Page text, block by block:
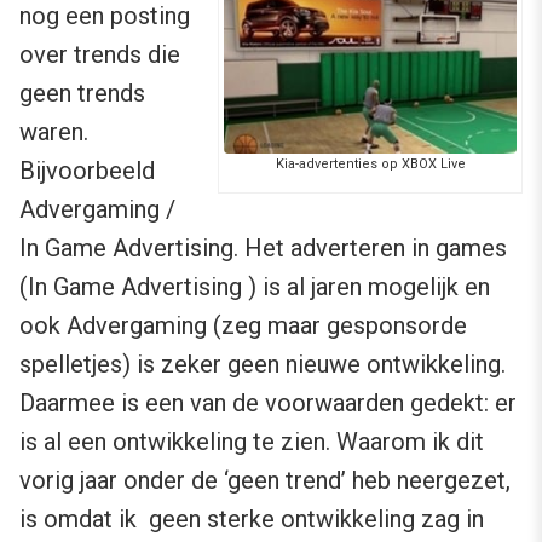
Kia-advertenties op XBOX Live
nog een posting
over trends die
geen trends
waren.
Bijvoorbeeld
Advergaming /
In Game Advertising. Het adverteren in games
(In Game Advertising ) is al jaren mogelijk en
ook Advergaming (zeg maar gesponsorde
spelletjes) is zeker geen nieuwe ontwikkeling.
Daarmee is een van de voorwaarden gedekt: er
is al een ontwikkeling te zien. Waarom ik dit
vorig jaar onder de ‘geen trend’ heb neergezet,
is omdat ik geen sterke ontwikkeling zag in